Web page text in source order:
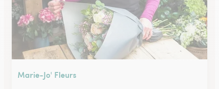
Marie-Jo' Fleurs